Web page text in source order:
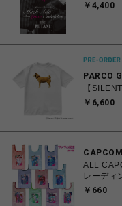
￥4,400
PARCO
【
￥6,600
ALL
レーディ
￥660